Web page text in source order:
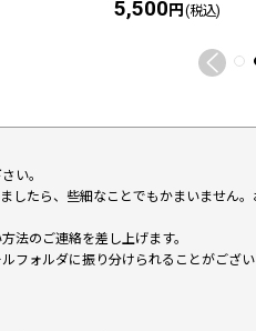
5,500円 (税込)
い。
たら、些細なことでもかまいません。
法のご連絡を差し上げます。
ォルダに振り分けられることがご